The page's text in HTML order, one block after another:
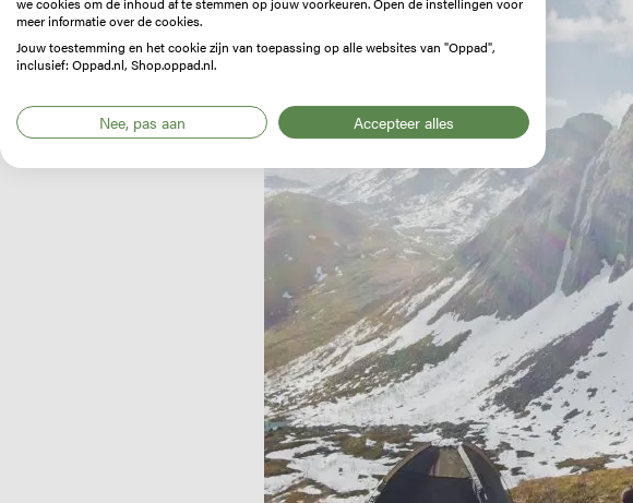
meer informatie over de cookies.
Jouw toestemming en het cookie zijn van toepassing op alle websites van "Oppad",
inclusief: Oppad.nl, Shop.oppad.nl.
Nee, pas aan Accepteer alles